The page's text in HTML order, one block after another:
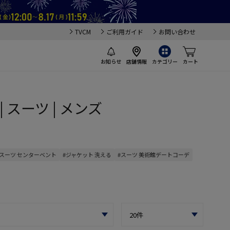
TVCM ご利用ガイド お問い合わせ
お知らせ 店舗情報 カテゴリー カート
ーツ | メンズ
ーツ センターベント #ジャケット 洗える #スーツ 美術館デートコーデ